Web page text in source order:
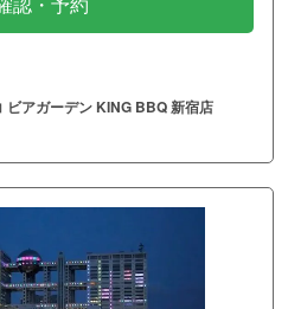
認・予約
ビアガーデン KING BBQ 新宿店